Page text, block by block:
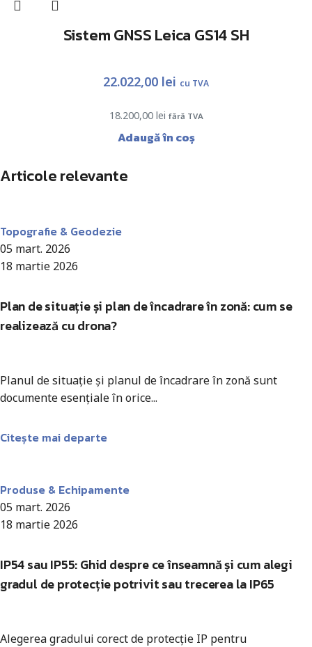
Sistem GNSS Leica GS14 SH
18.200,00 lei fără TVA
22.022,00 lei cu TVA
Adaugă în coș
Articole relevante
Topografie & Geodezie
05 mart. 2026
18 martie 2026
Plan de situație și plan de încadrare în zonă: cum se
realizează cu drona?
Planul de situație și planul de încadrare în zonă sunt
documente esențiale în orice...
Citește mai departe
Produse & Echipamente
05 mart. 2026
18 martie 2026
IP54 sau IP55: Ghid despre ce înseamnă și cum alegi
gradul de protecție potrivit sau trecerea la IP65
Alegerea gradului corect de protecție IP pentru